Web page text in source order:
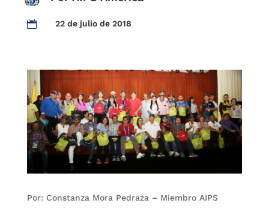
 22 de julio de 2018
Por: Constanza Mora Pedraza – Miembro AIPS